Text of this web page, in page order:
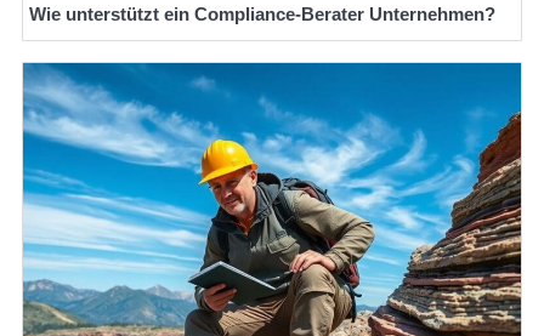
Wie unterstützt ein Compliance-Berater Unternehmen?